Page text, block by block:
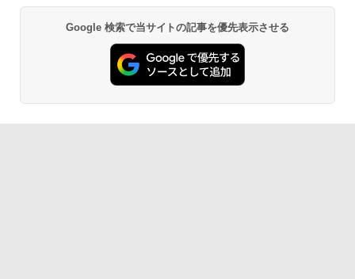
Google 検索で当サイトの記事を優先表示させる